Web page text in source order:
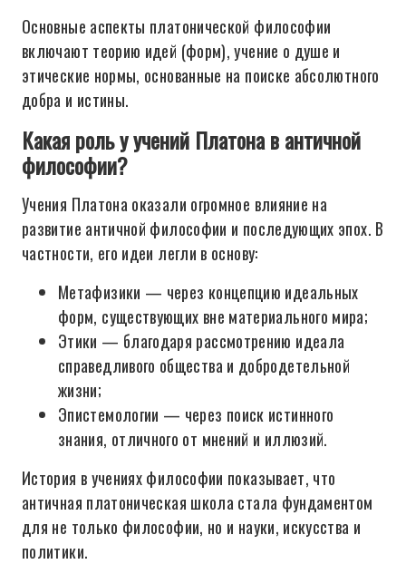
Основные аспекты платонической философии
включают теорию идей (форм), учение о душе и
этические нормы, основанные на поиске абсолютного
добра и истины.
Какая роль у учений Платона в античной
философии?
Учения Платона оказали огромное влияние на
развитие античной философии и последующих эпох. В
частности, его идеи легли в основу:
Метафизики — через концепцию идеальных
форм, существующих вне материального мира;
Этики — благодаря рассмотрению идеала
справедливого общества и добродетельной
жизни;
Эпистемологии — через поиск истинного
знания, отличного от мнений и иллюзий.
История в учениях философии показывает, что
античная платоническая школа стала фундаментом
для не только философии, но и науки, искусства и
политики.